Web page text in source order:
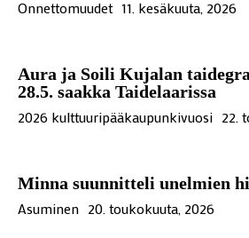
Onnettomuudet 11. kesäkuuta, 2026
Aura ja Soili Kujalan
28.5. saakka Taidelaarissa
2026 kulttuuripääkaupunkivuosi 22.
Minna suunnitteli unelmien
Asuminen 20. toukokuuta, 2026